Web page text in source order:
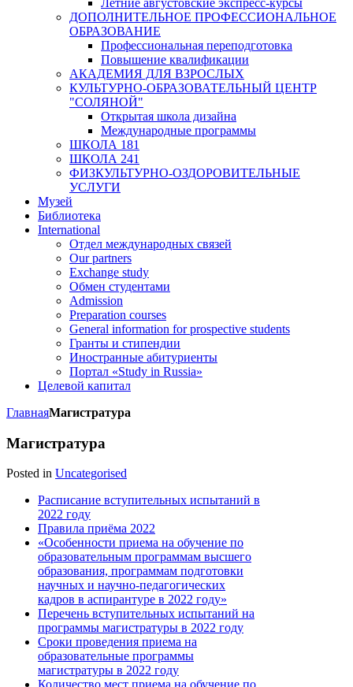
Летние августовские экспресс-курсы
ДОПОЛНИТЕЛЬНОЕ ПРОФЕССИОНАЛЬНОЕ
ОБРАЗОВАНИЕ
Профессиональная переподготовка
Повышение квалификации
АКАДЕМИЯ ДЛЯ ВЗРОСЛЫХ
КУЛЬТУРНО-ОБРАЗОВАТЕЛЬНЫЙ ЦЕНТР
"СОЛЯНОЙ"
Открытая школа дизайна
Международные программы
ШКОЛА 181
ШКОЛА 241
ФИЗКУЛЬТУРНО-ОЗДОРОВИТЕЛЬНЫЕ
УСЛУГИ
Музей
Библиотека
International
Отдел международных связей
Our partners
Exchange study
Обмен студентами
Admission
Preparation courses
General information for prospective students
Гранты и стипендии
Иностранные абитуриенты
Портал «Study in Russia»
Целевой капитал
ГлавнаяМагистратура
Магистратура
Posted in Uncategorised
Расписание вступительных испытаний в
2022 году
Правила приёма 2022
«Особенности приема на обучение по
образовательным программам высшего
образования, программам подготовки
научных и научно-педагогических
кадров в аспирантуре в 2022 году»
Перечень вступительных испытаний на
программы магистратуры в 2022 году
Сроки проведения приема на
образовательные программы
магистратуры в 2022 году